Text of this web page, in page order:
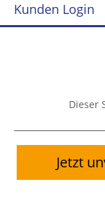
Kunden Login
Dieser
Jetzt